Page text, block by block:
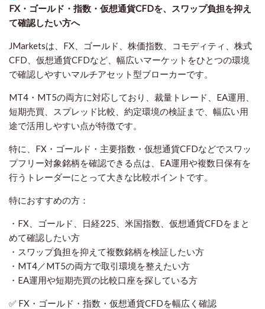
FX・ゴールド・指数・仮想通貨CFDを、スワップ負担を抑え
て確認したい方へ
JMarketsは、FX、ゴールド、株価指数、コモディティ、株式
CFD、仮想通貨CFDなど、幅広いマーケットをひとつの環境
で確認しやすいマルチアセット型ブローカーです。
MT4・MT5の両方に対応しており、裁量トレード、EA運用、
短期売買、スプレッド比較、約定環境の検証まで、幅広い用
途で活用しやすい点が特徴です。
特に、FX・ゴールド・主要指数・仮想通貨CFDなどでスワッ
プフリー対象銘柄を確認できる点は、EA運用や複数日保有を
行うトレーダーにとって大きな比較ポイントです。
特におすすめの方：
・FX、ゴールド、日経225、米国指数、仮想通貨CFDをまと
めて確認したい方
・スワップ負担を抑えて複数銘柄を検証したい方
・MT4／MT5の両方で取引環境を整えたい方
・EA運用や短期売買の比較口座を探している方
✅ FX・ゴールド・指数・仮想通貨CFDを幅広く確認